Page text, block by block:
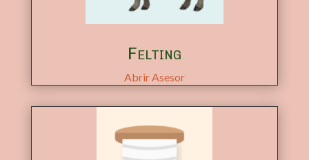
Felting
Abrir Asesor